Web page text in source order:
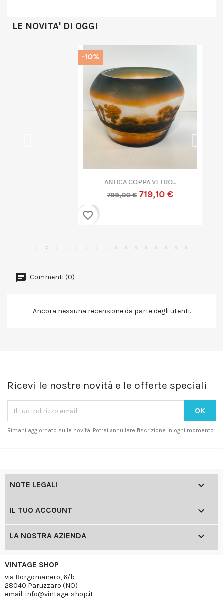
LE NOVITA' DI OGGI
ANTICA COPPA VETRO...
799,00 € 719,10 €
Commenti (0)
Ancora nessuna recensione da parte degli utenti.
Ricevi le nostre novità e le offerte speciali
Rimani aggiornato sulle novità. Potrai annullare l'iscrizione in ogni momento.
NOTE LEGALI 
IL TUO ACCOUNT 
LA NOSTRA AZIENDA 
VINTAGE SHOP
via Borgomanero, 6/b
28040 Paruzzaro (NO)
email: info@vintage-shop.it